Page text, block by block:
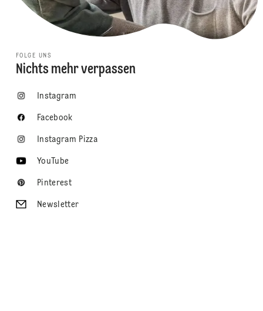
FOLGE UNS
Nichts mehr verpassen
Instagram
Facebook
Instagram Pizza
YouTube
Pinterest
Newsletter